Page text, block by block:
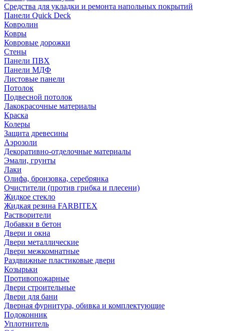
Средства для укладки и ремонта напольных покрытий
Панели Quick Deck
Ковролин
Ковры
Ковровые дорожки
Стены
Панели ПВХ
Панели МДФ
Листовые панели
Потолок
Подвесной потолок
Лакокрасочные материалы
Краска
Колеры
Защита древесины
Аэрозоли
Декоративно-отделочные материалы
Эмали, грунты
Лаки
Олифа, бронзовка, серебрянка
Очистители (против грибка и плесени)
Жидкое стекло
Жидкая резина FARBITEX
Растворители
Добавки в бетон
Двери и окна
Двери металлические
Двери межкомнатные
Раздвижные пластиковые двери
Козырьки
Противопожарные
Двери строительные
Двери для бани
Дверная фурнитура, обивка и комплектующие
Подоконник
Уплотнитель